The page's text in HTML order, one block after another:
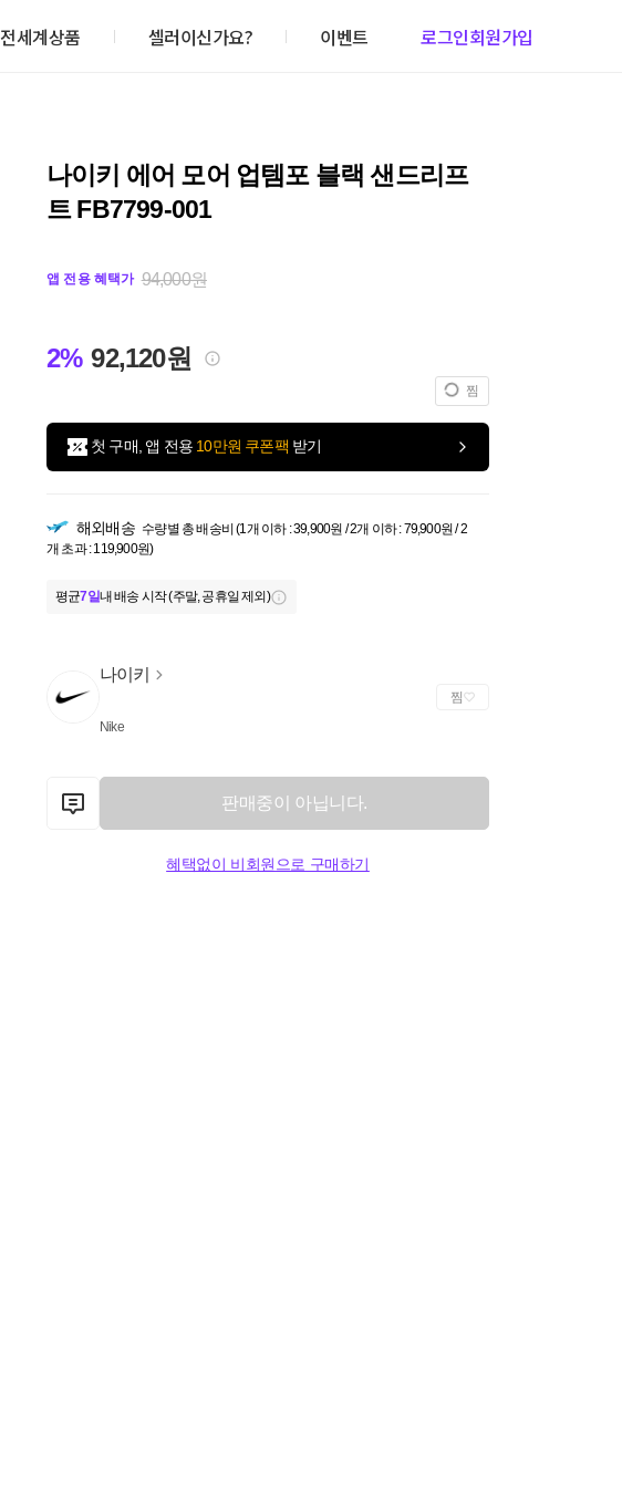
전세계상품 셀러이신가요? 이벤트 로그인회원가입
나이키 에어 모어 업템포 블랙 샌드리프
트 FB7799-001
앱 전용 혜택가 94,000원
2% 92,120원
찜
첫 구매, 앱 전용 10만원 쿠폰팩 받기
해외배송 수량별 총 배송비 (1개 이하 : 39,900원 / 2개 이하 : 79,900원 / 2
개 초과 : 119,900원)
평균7일내 배송 시작 (주말, 공휴일 제외)
나이키
Nike
찜
판매중이 아닙니다.
혜택없이 비회원으로 구매하기